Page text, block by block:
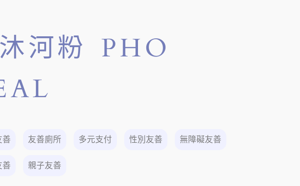
河粉 PHO
善 友善廁所 多元支付 性別友善 無障礙友善
善 親子友善